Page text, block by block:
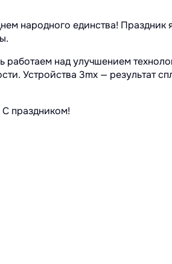
народного единства!
работаем над улучшением
Устройства 3mx — результат
праздником!